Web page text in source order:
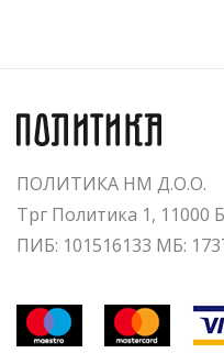
ПОЛИТИКА НМ Д.О.О.
Трг Политика 1, 11000
ПИБ: 101516133 МБ: